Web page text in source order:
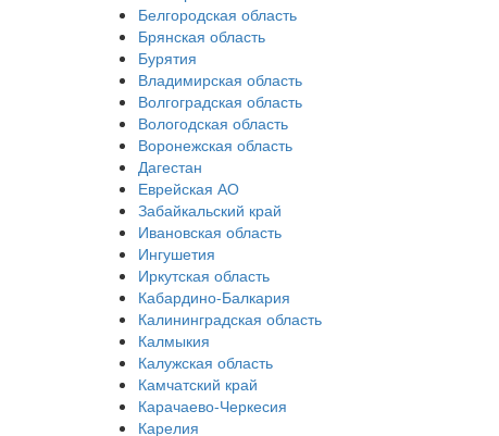
Белгородская область
Брянская область
Бурятия
Владимирская область
Волгоградская область
Вологодская область
Воронежская область
Дагестан
Еврейская АО
Забайкальский край
Ивановская область
Ингушетия
Иркутская область
Кабардино-Балкария
Калининградская область
Калмыкия
Калужская область
Камчатский край
Карачаево-Черкесия
Карелия